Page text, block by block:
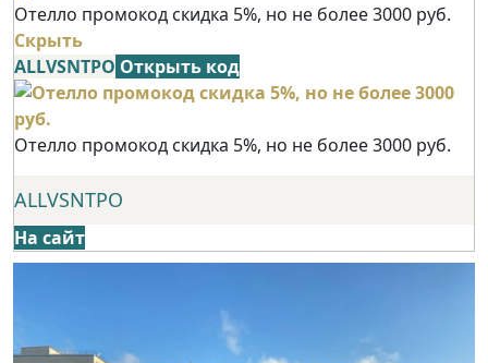
Отелло промокод скидка 5%, но не более 3000 руб.
Скрыть
ALLVSNTPO Открыть код
Отелло промокод скидка 5%, но не более 3000 руб.
ALLVSNTPO
На сайт